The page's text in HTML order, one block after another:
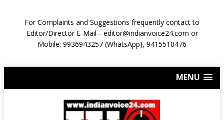
For Complaints and Suggestions frequently contact to
Editor/Director E-Mail-- editor@indianvoice24.com or
Mobile: 9936943257 (WhatsApp), 9415510476
MENU